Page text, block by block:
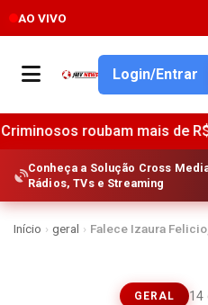
AO VIVO
Login/Entrar
roubam mais de R$ 150
Conheça a Solução Cross
Rádios, TVs e Streaming
Início › geral › Falece Izaura
GERAL 14